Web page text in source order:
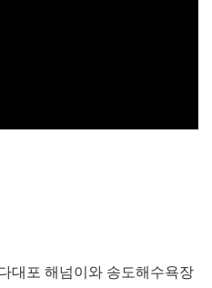
대포 해넘이와 송도해수욕장